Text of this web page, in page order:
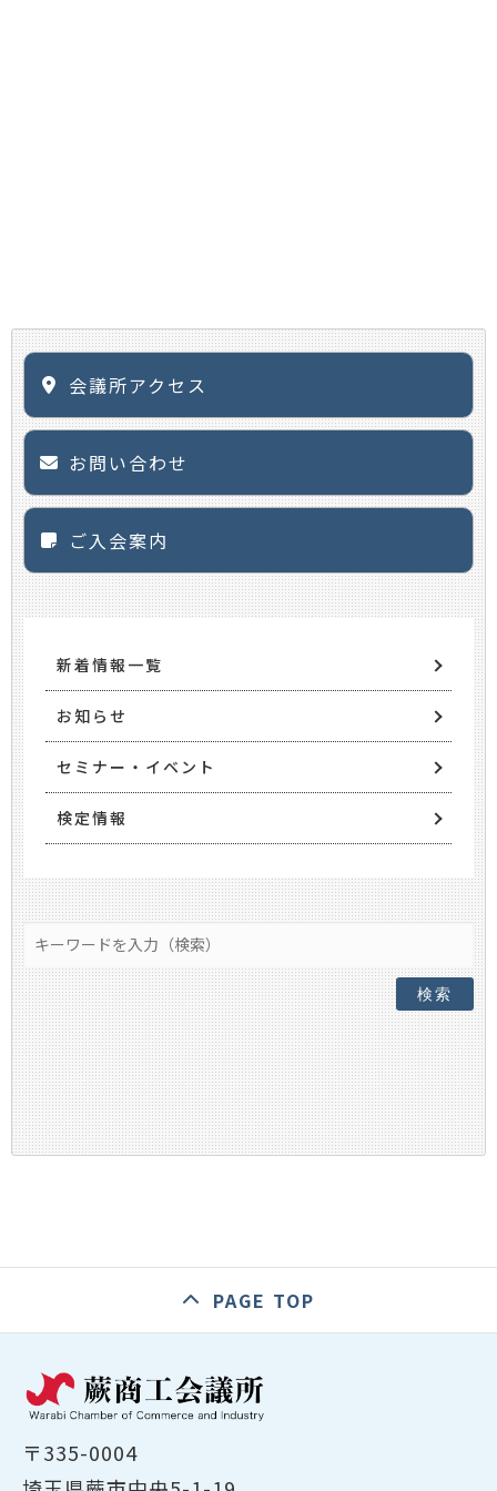
会議所アクセス
お問い合わせ
ご入会案内
新着情報一覧
お知らせ
セミナー・イベント
検定情報
検索
PAGE TOP
〒335-0004